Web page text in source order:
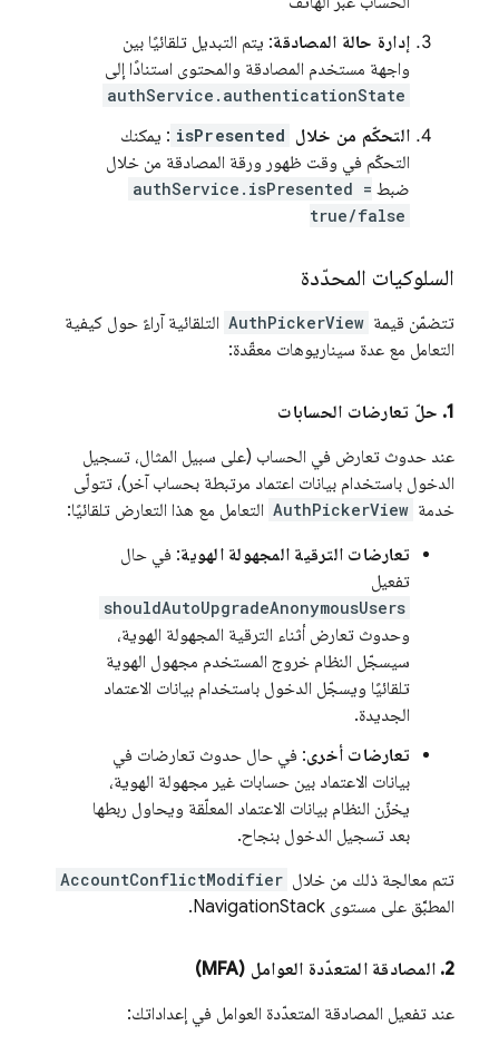
إدارة حالة المصادقة: يتم التبديل تلقائيًا بين
واجهة مستخدم المصادقة والمحتوى استنادًا إلى
authService.authenticationState
التحكّم من خلال isPresented : يمكنك
التحكّم في وقت ظهور ورقة المصادقة من خلال
ضبط authService.isPresented =
true/false
السلوكيات المحدّدة
تتضمّن قيمة AuthPickerView التلقائية آراءً حول كيفية
التعامل مع عدة سيناريوهات معقّدة:
1
. حلّ تعارضات الحسابات
عند حدوث تعارض في الحساب (على سبيل المثال، تسجيل
الدخول باستخدام بيانات اعتماد مرتبطة بحساب آخر)، تتولّى
خدمة AuthPickerView التعامل مع هذا التعارض تلقائيًا:
تعارضات الترقية المجهولة الهوية: في حال
تفعيل
shouldAutoUpgradeAnonymousUsers
وحدوث تعارض أثناء الترقية المجهولة الهوية،
سيسجّل النظام خروج المستخدم مجهول الهوية
تلقائيًا ويسجّل الدخول باستخدام بيانات الاعتماد
الجديدة.
تعارضات أخرى: في حال حدوث تعارضات في
بيانات الاعتماد بين حسابات غير مجهولة الهوية،
يخزّن النظام بيانات الاعتماد المعلّقة ويحاول ربطها
بعد تسجيل الدخول بنجاح.
تتم معالجة ذلك من خلال AccountConflictModifier
المطبَّق على مستوى NavigationStack.
2
. المصادقة المتعدّدة العوامل (MFA)
عند تفعيل المصادقة المتعدّدة العوامل في إعداداتك: